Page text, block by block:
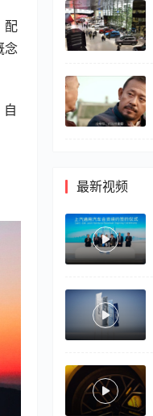
配
念
最新视频